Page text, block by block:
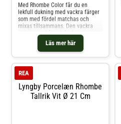
Läs mer här
Med Rhombe Color får du en
lekfull dukning med vackra färger
som med fördel matchas och
mixas tillsammans. Den vackra
serveringsskålen från Lyngby
Porslin är i handgjord i mörkblå
porslin och mäter 22 cm i
diameter.
Lyngby Porcelæn Rhombe
Tallrik Vit Ø 21 Cm
REA